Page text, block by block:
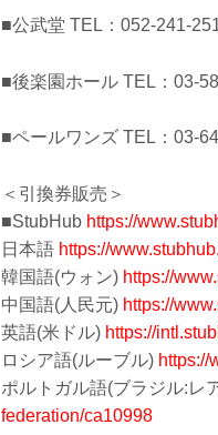
■公武堂 TEL：052-241-
■後楽園ホール TEL：03-
■ペールワンズ TEL：03-
＜引換券販売＞
■StubHub https://
日本語 https://
韓国語(ウォン) https://
中国語(人民元) https://
英語(米ドル) https://
ロシア語(ルーブル) https://
ポルトガル語(ブラジル:レ
federation/ca10998